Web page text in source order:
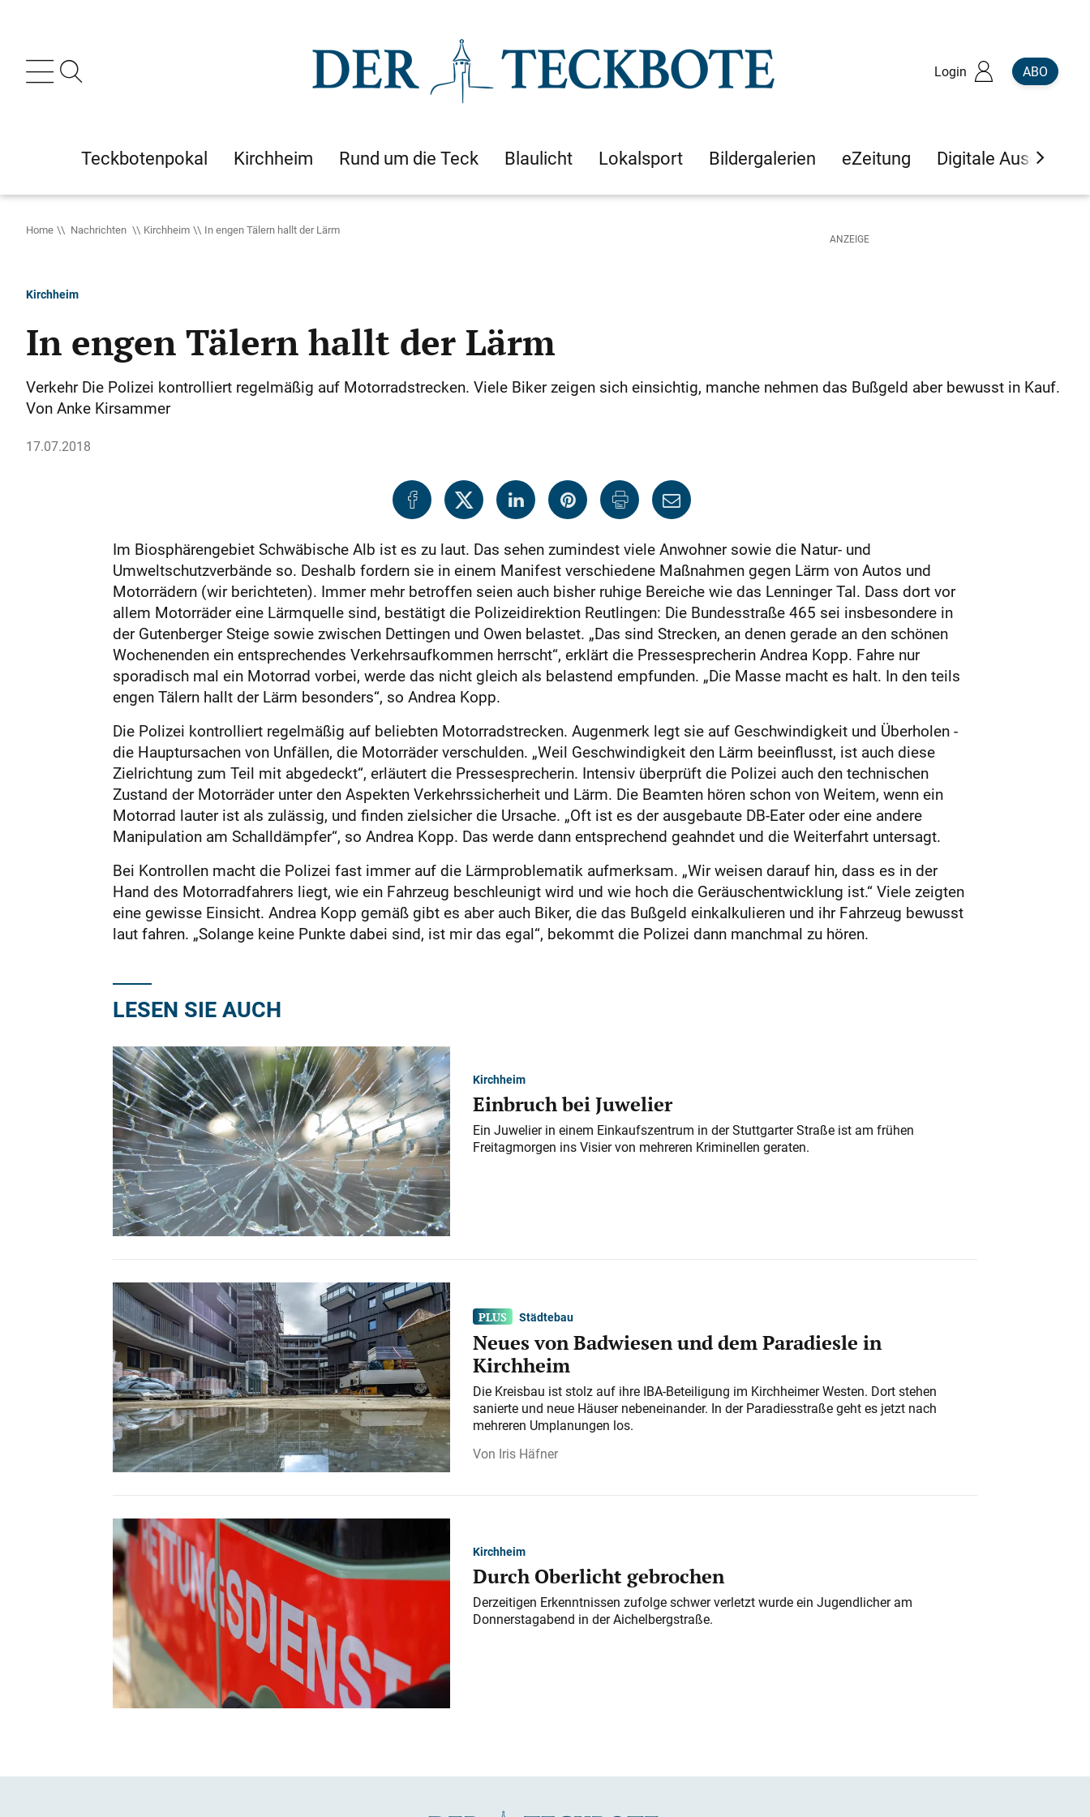
Login ABO
Teckbotenpokal Kirchheim Rund um die Teck Blaulicht Lokalsport Bildergalerien eZeitung Digitale Ausgaben
Home Nachrichten Kirchheim In engen Tälern hallt der Lärm
Kirchheim
In engen Tälern hallt der Lärm
Verkehr Die Polizei kontrolliert regelmäßig auf Motorradstrecken. Viele Biker zeigen sich einsichtig, manche nehmen das Bußgeld aber bewusst in Kauf.
Von Anke Kirsammer
17.07.2018
Im Biosphärengebiet Schwäbische Alb ist es zu laut. Das sehen zumindest viele Anwohner sowie die Natur- und
Umweltschutzverbände so. Deshalb fordern sie in einem Manifest verschiedene Maßnahmen gegen Lärm von Autos und
Motorrädern (wir berichteten). Immer mehr betroffen seien auch bisher ruhige Bereiche wie das Lenninger Tal. Dass dort vor
allem Motorräder eine Lärmquelle sind, bestätigt die Polizeidirektion Reutlingen: Die Bundesstraße 465 sei insbesondere in
der Gutenberger Steige sowie zwischen Dettingen und Owen belastet. „Das sind Strecken, an denen gerade an den schönen
Wochenenden ein entsprechendes Verkehrsaufkommen herrscht“, erklärt die Pressesprecherin Andrea Kopp. Fahre nur
sporadisch mal ein Motorrad vorbei, werde das nicht gleich als belastend empfunden. „Die Masse macht es halt. In den teils
engen Tälern hallt der Lärm besonders“, so Andrea Kopp.
Die Polizei kontrolliert regelmäßig auf beliebten Motorradstrecken. Augenmerk legt sie auf Geschwindigkeit und Überholen -
die Hauptursachen von Unfällen, die Motorräder verschulden. „Weil Geschwindigkeit den Lärm beeinflusst, ist auch diese
Zielrichtung zum Teil mit abgedeckt“, erläutert die Pressesprecherin. Intensiv überprüft die Polizei auch den technischen
Zustand der Motorräder unter den Aspekten Verkehrssicherheit und Lärm. Die Beamten hören schon von Weitem, wenn ein
Motorrad lauter ist als zulässig, und finden zielsicher die Ursache. „Oft ist es der ausgebaute DB-Eater oder eine andere
Manipulation am Schalldämpfer“, so Andrea Kopp. Das werde dann entsprechend geahndet und die Weiterfahrt untersagt.
Bei Kontrollen macht die Polizei fast immer auf die Lärmproblematik aufmerksam. „Wir weisen darauf hin, dass es in der
Hand des Motorradfahrers liegt, wie ein Fahrzeug beschleunigt wird und wie hoch die Geräuschentwicklung ist.“ Viele zeigten
eine gewisse Einsicht. Andrea Kopp gemäß gibt es aber auch Biker, die das Bußgeld einkalkulieren und ihr Fahrzeug bewusst
laut fahren. „Solange keine Punkte dabei sind, ist mir das egal“, bekommt die Polizei dann manchmal zu hören.
LESEN SIE AUCH
Kirchheim
Einbruch bei Juwelier
Ein Juwelier in einem Einkaufszentrum in der Stuttgarter Straße ist am frühen
Freitagmorgen ins Visier von mehreren Kriminellen geraten.
Städtebau
Neues von Badwiesen und dem Paradiesle in
Kirchheim
Die Kreisbau ist stolz auf ihre IBA-Beteiligung im Kirchheimer Westen. Dort stehen
sanierte und neue Häuser nebeneinander. In der Paradiesstraße geht es jetzt nach
mehreren Umplanungen los.
Iris Häfner
Kirchheim
Durch Oberlicht gebrochen
Derzeitigen Erkenntnissen zufolge schwer verletzt wurde ein Jugendlicher am
Donnerstagabend in der Aichelbergstraße.